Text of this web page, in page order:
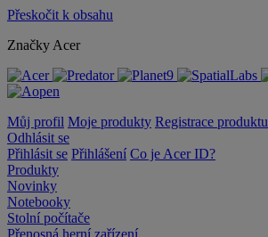
Přeskočit k obsahu
Značky Acer
Můj profil Moje produkty Registrace produktu
Odhlásit se
Přihlásit se Přihlášení Co je Acer ID?
Produkty
Novinky
Notebooky
Stolní počítače
Přenosná herní zařízení